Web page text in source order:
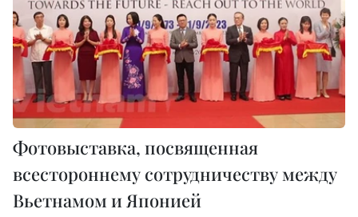
Фотовыставка, посвященная
всестороннему сотрудничеству между
Вьетнамом и Японией